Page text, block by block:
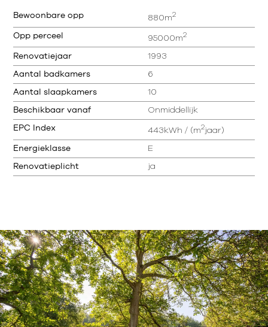
Bewoonbare opp 880m2
Opp perceel 95000m2
Renovatiejaar 1993
Aantal badkamers 6
Aantal slaapkamers 10
Beschikbaar vanaf Onmiddellijk
EPC Index 443kWh / (m2jaar)
Energieklasse E
Renovatieplicht ja